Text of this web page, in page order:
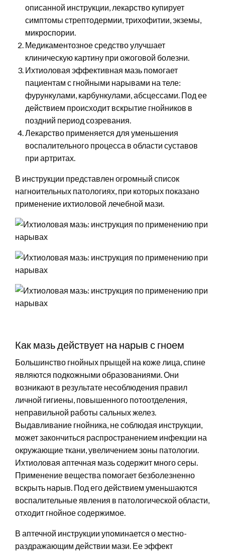
описанной инструкции, лекарство купирует
симптомы стрептодермии, трихофитии, экземы,
микроспории.
Медикаментозное средство улучшает
клиническую картину при ожоговой болезни.
Ихтиоловая эффективная мазь помогает
пациентам с гнойными нарывами на теле:
фурункулами, карбункулами, абсцессами. Под ее
действием происходит вскрытие гнойников в
поздний период созревания.
Лекарство применяется для уменьшения
воспалительного процесса в области суставов
при артритах.
В инструкции представлен огромный список
нагноительных патологиях, при которых показано
применение ихтиоловой лечебной мази.
Как мазь действует на нарыв с гноем
Большинство гнойных прыщей на коже лица, спине
являются подкожными образованиями. Они
возникают в результате несоблюдения правил
личной гигиены, повышенного потоотделения,
неправильной работы сальных желез.
Выдавливание гнойника, не соблюдая инструкции,
может закончиться распространением инфекции на
окружающие ткани, увеличением зоны патологии.
Ихтиоловая аптечная мазь содержит много серы.
Применение вещества помогает безболезненно
вскрыть нарыв. Под его действием уменьшаются
воспалительные явления в патологической области,
отходит гнойное содержимое.
В аптечной инструкции упоминается о местно-
раздражающим действии мази. Ее эффект